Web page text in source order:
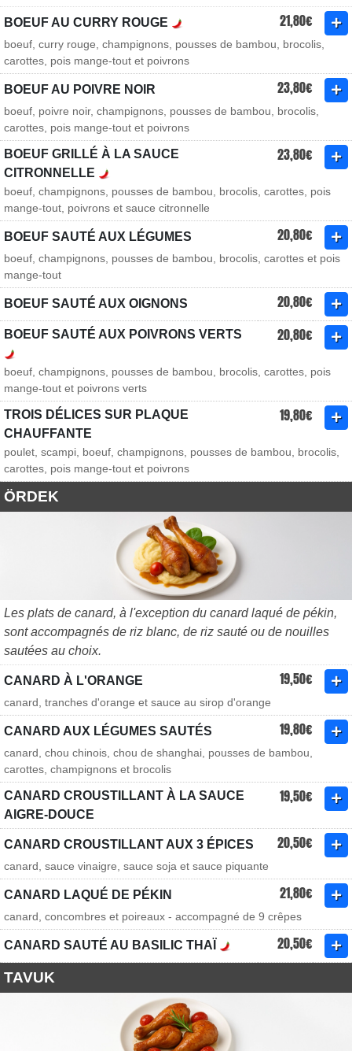
BOEUF AU CURRY ROUGE 21,80€
boeuf, curry rouge, champignons, pousses de bambou, brocolis,
carottes, pois mange-tout et poivrons
BOEUF AU POIVRE NOIR 23,80€
boeuf, poivre noir, champignons, pousses de bambou, brocolis,
carottes, pois mange-tout et poivrons
BOEUF GRILLÉ À LA SAUCE
CITRONNELLE
23,80€
boeuf, champignons, pousses de bambou, brocolis, carottes, pois
mange-tout, poivrons et sauce citronnelle
BOEUF SAUTÉ AUX LÉGUMES 20,80€
boeuf, champignons, pousses de bambou, brocolis, carottes et pois
mange-tout
BOEUF SAUTÉ AUX OIGNONS 20,80€
BOEUF SAUTÉ AUX POIVRONS VERTS 20,80€
boeuf, champignons, pousses de bambou, brocolis, carottes, pois
mange-tout et poivrons verts
TROIS DÉLICES SUR PLAQUE
CHAUFFANTE
19,80€
poulet, scampi, boeuf, champignons, pousses de bambou, brocolis,
carottes, pois mange-tout et poivrons
ÖRDEK
Les plats de canard, à l'exception du canard laqué de pékin,
sont accompagnés de riz blanc, de riz sauté ou de nouilles
sautées au choix.
CANARD À L'ORANGE 19,50€
canard, tranches d'orange et sauce au sirop d'orange
CANARD AUX LÉGUMES SAUTÉS 19,80€
canard, chou chinois, chou de shanghai, pousses de bambou,
carottes, champignons et brocolis
CANARD CROUSTILLANT À LA SAUCE
AIGRE-DOUCE
19,50€
CANARD CROUSTILLANT AUX 3 ÉPICES 20,50€
canard, sauce vinaigre, sauce soja et sauce piquante
CANARD LAQUÉ DE PÉKIN 21,80€
canard, concombres et poireaux - accompagné de 9 crêpes
CANARD SAUTÉ AU BASILIC THAÏ 20,50€
TAVUK